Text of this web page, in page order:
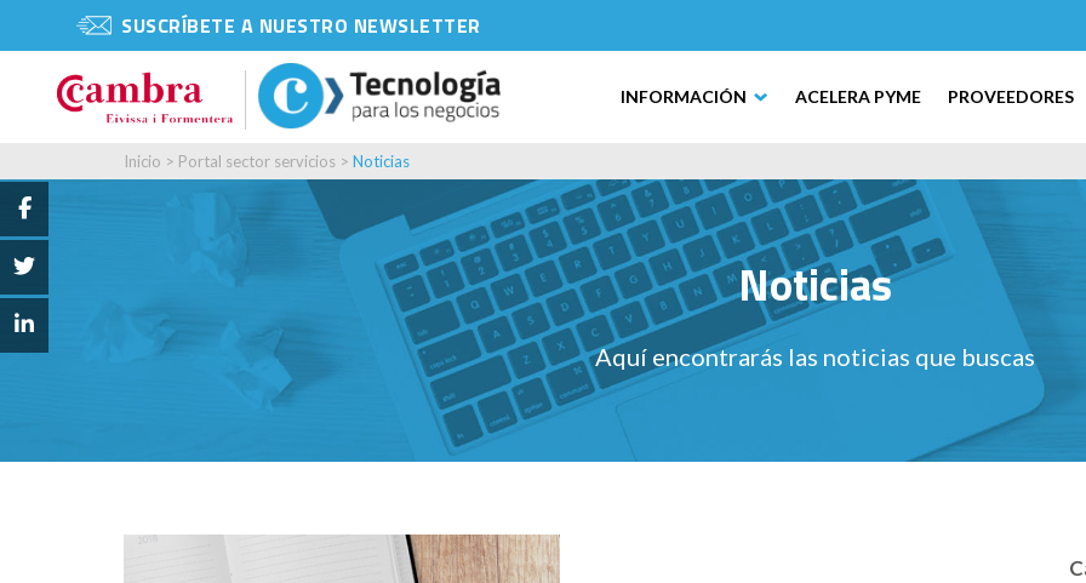
SUSCRÍBETE A NUESTRO NEWSLETTER
INFORMACIÓN ACELERA PYME PROVEEDORES
Inicio > Portal sector servicios > Noticias
Noticias
Aquí encontrarás las noticias que buscas